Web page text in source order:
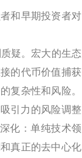
和早期投资者对
疑。宏大的生态
的代币价值捕获
复杂性和风险。
引力的风险调整
化：单纯技术领
真正的去中心化